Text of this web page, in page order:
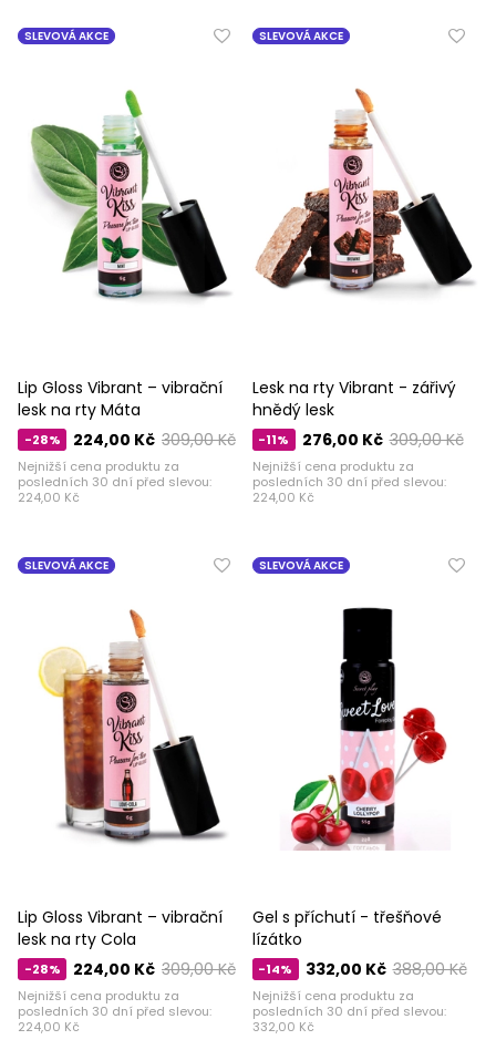
SLEVOVÁ AKCE
Lip Gloss Vibrant – vibrační
lesk na rty Máta
-28% 309,00 Kč
224,00 Kč
Nejnižší cena produktu za
posledních 30 dní před slevou:
224,00 Kč
SLEVOVÁ AKCE
Lesk na rty Vibrant - zářivý
hnědý lesk
-11% 309,00 Kč
276,00 Kč
Nejnižší cena produktu za
posledních 30 dní před slevou:
224,00 Kč
SLEVOVÁ AKCE
Lip Gloss Vibrant – vibrační
lesk na rty Cola
-28% 309,00 Kč
224,00 Kč
Nejnižší cena produktu za
posledních 30 dní před slevou:
224,00 Kč
SLEVOVÁ AKCE
Gel s příchutí - třešňové
lízátko
-14% 388,00 Kč
332,00 Kč
Nejnižší cena produktu za
posledních 30 dní před slevou:
332,00 Kč